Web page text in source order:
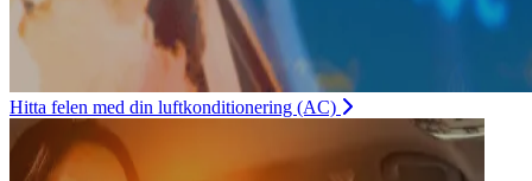
Hitta felen med din luftkonditionering (AC)